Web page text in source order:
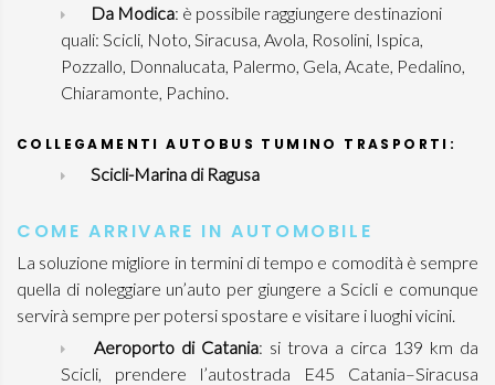
Da Modica: è possibile raggiungere destinazioni
quali: Scicli, Noto, Siracusa, Avola, Rosolini, Ispica,
Pozzallo, Donnalucata, Palermo, Gela, Acate, Pedalino,
Chiaramonte, Pachino.
COLLEGAMENTI AUTOBUS TUMINO TRASPORTI:
Scicli-Marina di Ragusa
COME ARRIVARE IN AUTOMOBILE
La soluzione migliore in termini di tempo e comodità è sempre
quella di noleggiare un’auto per giungere a Scicli e comunque
servirà sempre per potersi spostare e visitare i luoghi vicini.
Aeroporto di Catania: si trova a circa 139 km da
Scicli, prendere l’autostrada E45 Catania–Siracusa